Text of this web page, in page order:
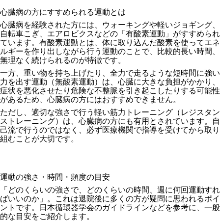
心臓病の方にすすめられる運動とは
心臓病を経験された方には、ウォーキングや軽いジョギング、
自転車こぎ、エアロビクスなどの「有酸素運動」がすすめられ
ています。有酸素運動とは、体に取り込んだ酸素を使ってエネ
ルギーを作り出しながら行う運動のことで、比較的長い時間、
無理なく続けられるのが特徴です。
一方、重い物を持ち上げたり、全力で走るような短時間に強い
力を出す運動（無酸素運動）は、心臓に大きな負担がかかり、
症状を悪化させたり危険な不整脈を引き起こしたりする可能性
があるため、心臓病の方にはおすすめできません。
ただし、適切な強さで行う軽い筋力トレーニング（レジスタン
ストレーニング）は、心臓病の方にも有用とされています。自
己流で行うのではなく、必ず医療機関で指導を受けてから取り
組むことが大切です。
運動の強さ・時間・頻度の目安
「どのくらいの強さで、どのくらいの時間、週に何回運動すれ
ばいいのか」。これは退院後に多くの方が疑問に思われるポイ
ントです。日本循環器学会のガイドラインなどを参考に、一般
的な目安をご紹介します。